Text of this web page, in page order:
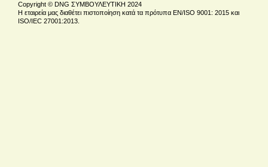
Copyright © DNG ΣΥΜΒΟΥΛΕΥΤΙΚΗ 2024
Η εταιρεία μας διαθέτει πιστοποίηση κατά τα πρότυπα EN/ISO 9001: 2015 και
ISO/IEC 27001:2013.